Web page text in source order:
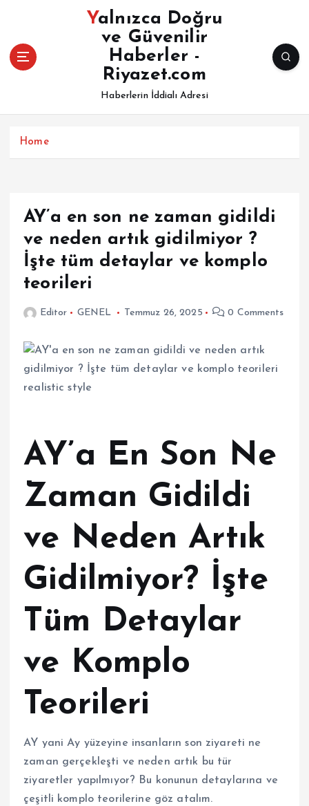
Yalnızca Doğru
ve Güvenilir
Haberler -
Riyazet.com
Haberlerin İddialı Adresi
Home
AY’a en son ne zaman gidildi
ve neden artık gidilmiyor ?
İşte tüm detaylar ve komplo
teorileri
Editor GENEL Temmuz 26, 2025 0 Comments
AY’a En Son Ne
Zaman Gidildi
ve Neden Artık
Gidilmiyor? İşte
Tüm Detaylar
ve Komplo
Teorileri
AY yani Ay yüzeyine insanların son ziyareti ne
zaman gerçekleşti ve neden artık bu tür
ziyaretler yapılmıyor? Bu konunun detaylarına ve
çeşitli komplo teorilerine göz atalım.